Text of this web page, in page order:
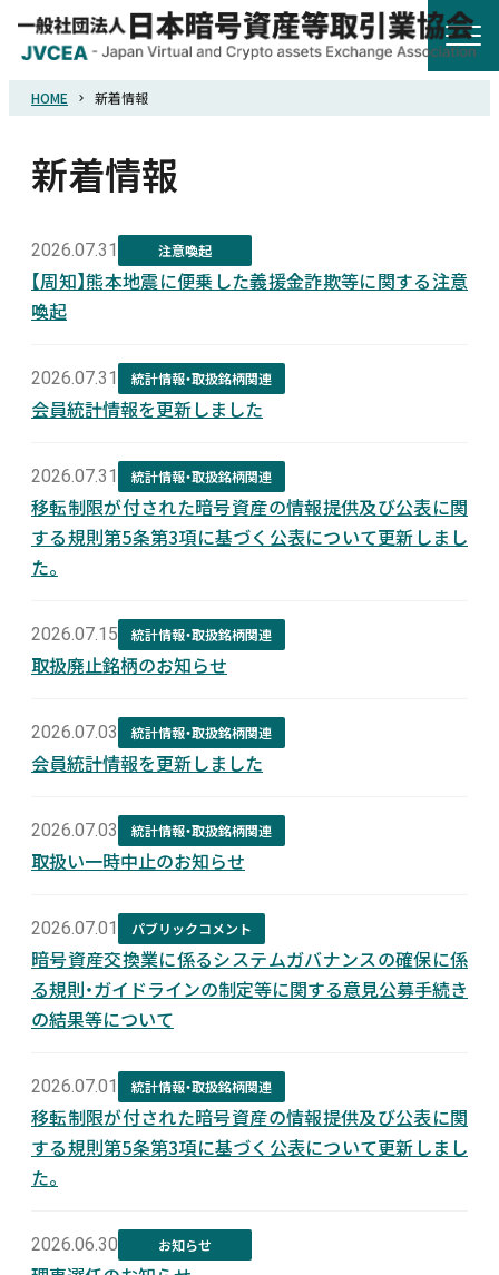
HOME
協会概要
規則・ガイドライン
統計調査
会員紹介
詐欺関連情報
新着情報
JP
HOME 新着情報
新着情報
2026.07.31 注意喚起
【周知】熊本地震に便乗した義援金詐欺等に関する注意
喚起
2026.07.31 統計情報・取扱銘柄関連
会員統計情報を更新しました
2026.07.31 統計情報・取扱銘柄関連
移転制限が付された暗号資産の情報提供及び公表に関
する規則第5条第3項に基づく公表について更新しまし
た。
2026.07.15 統計情報・取扱銘柄関連
取扱廃止銘柄のお知らせ
2026.07.03 統計情報・取扱銘柄関連
会員統計情報を更新しました
2026.07.03 統計情報・取扱銘柄関連
取扱い一時中止のお知らせ
2026.07.01 パブリックコメント
暗号資産交換業に係るシステムガバナンスの確保に係
る規則・ガイドラインの制定等に関する意見公募手続き
の結果等について
2026.07.01 統計情報・取扱銘柄関連
移転制限が付された暗号資産の情報提供及び公表に関
する規則第5条第3項に基づく公表について更新しまし
た。
2026.06.30 お知らせ